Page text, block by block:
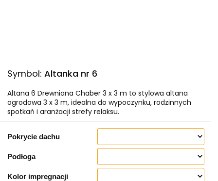
Symbol: Altanka nr 6
Altana 6 Drewniana Chaber 3 x 3 m to stylowa altana
ogrodowa 3 x 3 m, idealna do wypoczynku, rodzinnych
spotkań i aranżacji strefy relaksu.
Pokrycie dachu
Podłoga
Kolor impregnacji